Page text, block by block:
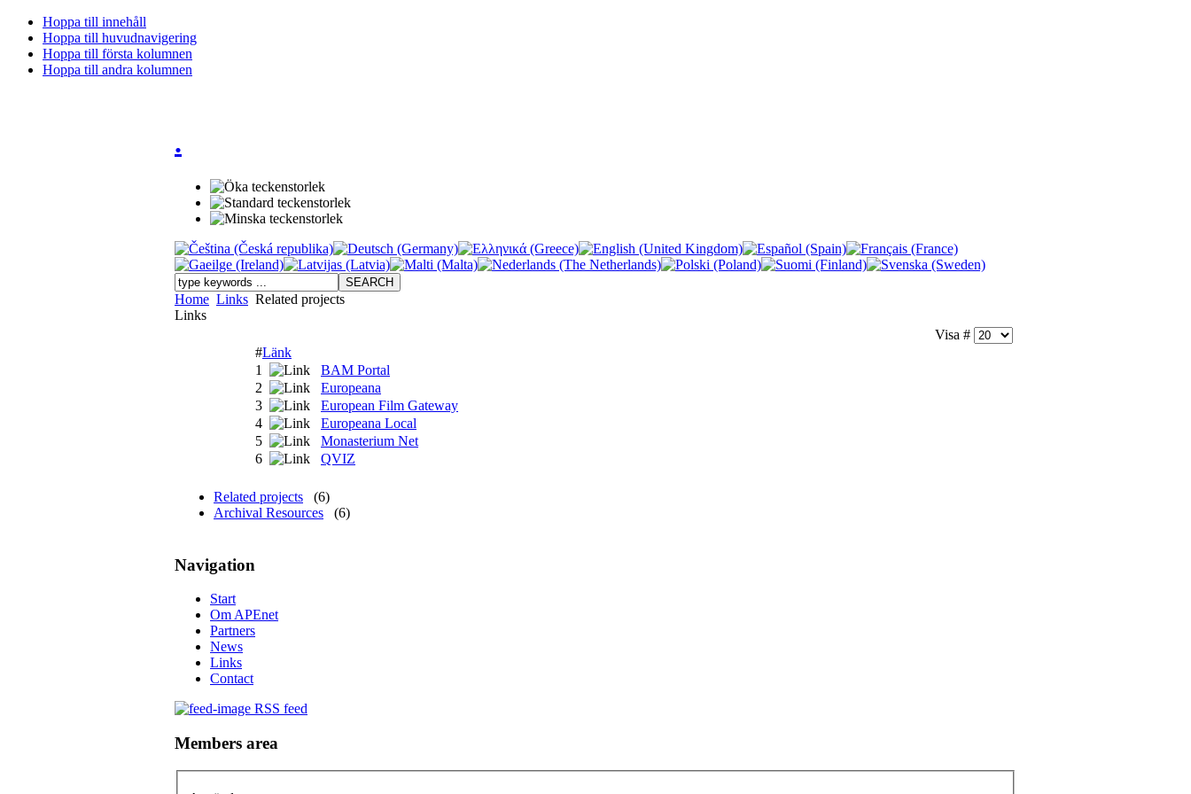
Hoppa till innehåll
Hoppa till huvudnavigering
Hoppa till första kolumnen
Hoppa till andra kolumnen
.
Home Links Related projects
Links
Visa #
#Länk
1
BAM Portal
2
Europeana
3
European Film Gateway
4
Europeana Local
5
Monasterium Net
6
QVIZ
Related projects
(6)
Archival Resources
(6)
Navigation
Start
Om APEnet
Partners
News
Links
Contact
RSS feed
Members area